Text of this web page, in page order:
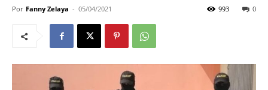
Por Fanny Zelaya - 05/04/2021 0
993